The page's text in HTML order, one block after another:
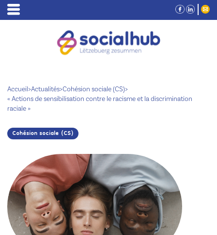
Accueil>Actualités>Cohésion sociale (CS)>
« Actions de sensibilisation contre le racisme et la discrimination
raciale »
Cohésion sociale (CS)